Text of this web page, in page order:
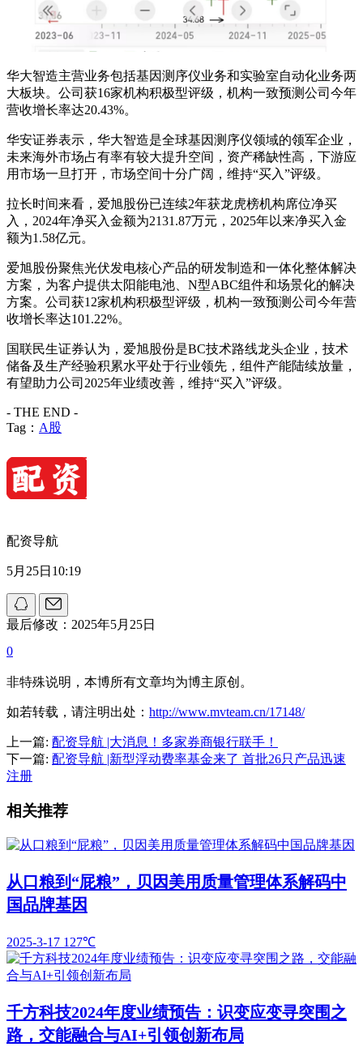
华大智造主营业务包括基因测序仪业务和实验室自动化业务两
大板块。公司获16家机构积极型评级，机构一致预测公司今年
营收增长率达20.43%。
华安证券表示，华大智造是全球基因测序仪领域的领军企业，
未来海外市场占有率有较大提升空间，资产稀缺性高，下游应
用市场一旦打开，市场空间十分广阔，维持“买入”评级。
拉长时间来看，爱旭股份已连续2年获龙虎榜机构席位净买
入，2024年净买入金额为2131.87万元，2025年以来净买入金
额为1.58亿元。
爱旭股份聚焦光伏发电核心产品的研发制造和一体化整体解决
方案，为客户提供太阳能电池、N型ABC组件和场景化的解决
方案。公司获12家机构积极型评级，机构一致预测公司今年营
收增长率达101.22%。
国联民生证券认为，爱旭股份是BC技术路线龙头企业，技术
储备及生产经验积累水平处于行业领先，组件产能陆续放量，
有望助力公司2025年业绩改善，维持“买入”评级。
- THE END -
Tag： A股
配资导航
5月25日10:19
最后修改：2025年5月25日
0
非特殊说明，本博所有文章均为博主原创。
如若转载，请注明出处： http://www.mvteam.cn/17148/
上一篇: 配资导航 |大消息！多家券商银行联手！
下一篇: 配资导航 |新型浮动费率基金来了 首批26只产品迅速
注册
相关推荐
从口粮到“屁粮”，贝因美用质量管理体系解码中
国品牌基因
2025-3-17 127℃
千方科技2024年度业绩预告：识变应变寻突围之
路，交能融合与AI+引领创新布局